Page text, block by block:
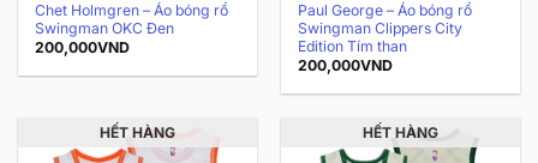
Chet Holmgren – Áo bóng rổ
Swingman OKC Đen
200,000VND
Paul George – Áo bóng rổ
Swingman Clippers City
Edition Tím than
200,000VND
HẾT HÀNG HẾT HÀNG